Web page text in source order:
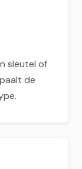
sleutel of
de